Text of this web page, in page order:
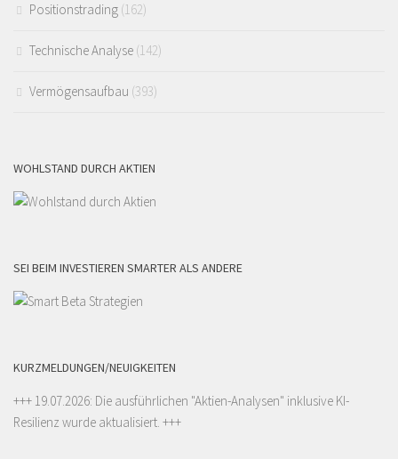
Positionstrading (162)
Technische Analyse (142)
Vermögensaufbau (393)
WOHLSTAND DURCH AKTIEN
SEI BEIM INVESTIEREN SMARTER ALS ANDERE
KURZMELDUNGEN/NEUIGKEITEN
+++ 19.07.2026: Die ausführlichen "Aktien-Analysen" inklusive KI-
Resilienz wurde aktualisiert. +++